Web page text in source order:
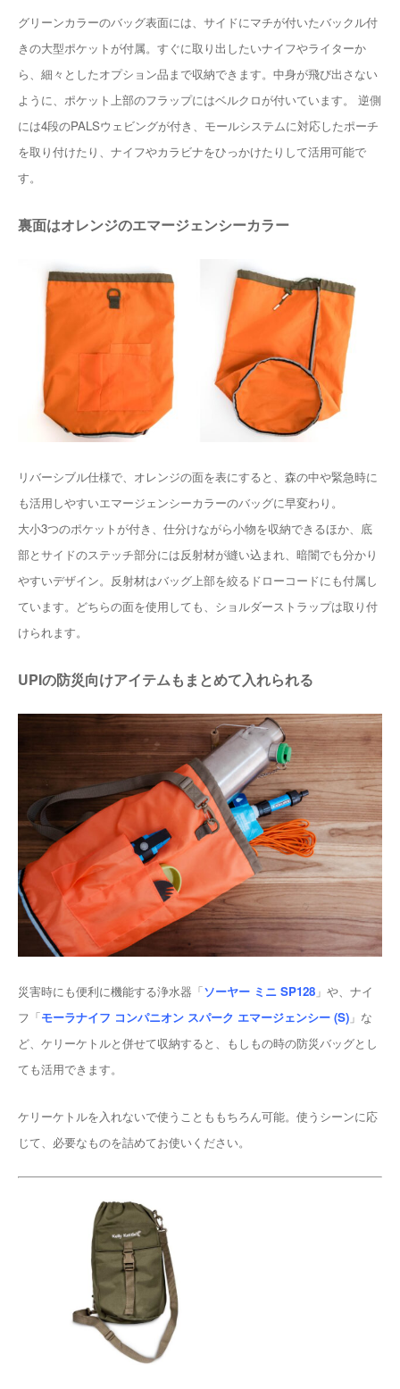
グリーンカラーのバッグ表面には、サイドにマチが付いたバックル付
きの大型ポケットが付属。すぐに取り出したいナイフやライターか
ら、細々としたオプション品まで収納できます。中身が飛び出さない
ように、ポケット上部のフラップにはベルクロが付いています。 逆側
には4段のPALSウェビングが付き、モールシステムに対応したポーチ
を取り付けたり、ナイフやカラビナをひっかけたりして活用可能で
す。
裏面はオレンジのエマージェンシーカラー
リバーシブル仕様で、オレンジの面を表にすると、森の中や緊急時に
も活用しやすいエマージェンシーカラーのバッグに早変わり。
大小3つのポケットが付き、仕分けながら小物を収納できるほか、底
部とサイドのステッチ部分には反射材が縫い込まれ、暗闇でも分かり
やすいデザイン。反射材はバッグ上部を絞るドローコードにも付属し
ています。どちらの面を使用しても、ショルダーストラップは取り付
けられます。
UPIの防災向けアイテムもまとめて入れられる
災害時にも便利に機能する浄水器「ソーヤー ミニ SP128 」や、ナイ
フ「モーラナイフ コンパニオン スパーク エマージェンシー (S) 」な
ど、ケリーケトルと併せて収納すると、もしもの時の防災バッグとし
ても活用できます。
ケリーケトルを入れないで使うことももちろん可能。使うシーンに応
じて、必要なものを詰めてお使いください。